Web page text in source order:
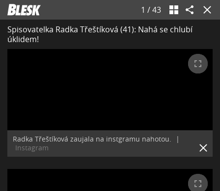
1 /43
Spisovatelka Radka Třeštíková (41): Nahá se chlubí
úklidem!
Radka Třeštíková zaujala na instgramu nahotou.
|
Instagram